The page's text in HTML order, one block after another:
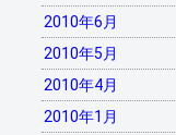
2010年6月
2010年5月
2010年4月
2010年1月